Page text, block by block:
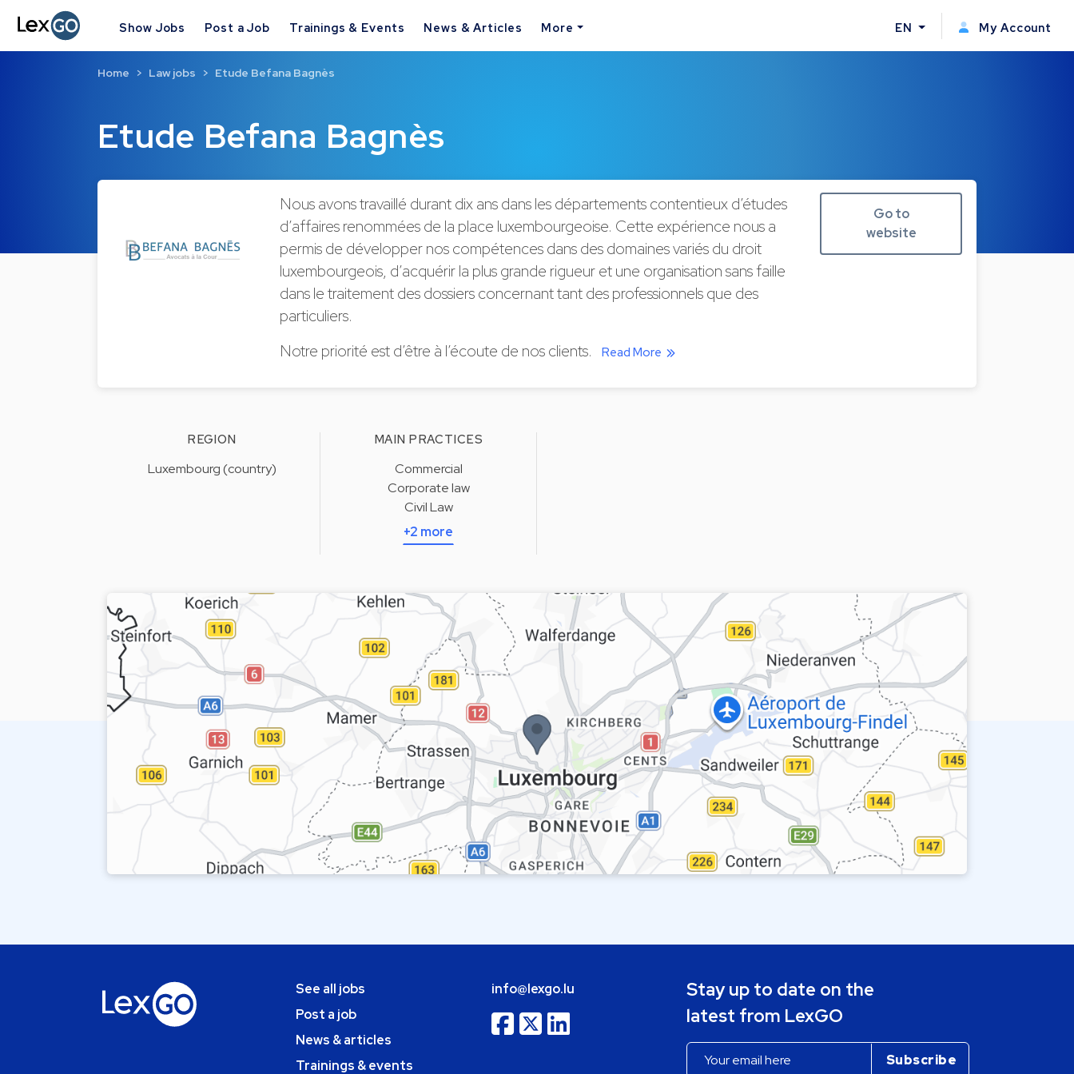
Show Jobs Post a Job Trainings & Events News & Articles More EN My Account
Etude Befana Bagnès
Home Law jobs Etude Befana Bagnès
Nous avons travaillé durant dix ans dans les départements contentieux d’études
d’affaires renommées de la place luxembourgeoise. Cette expérience nous a
permis de développer nos compétences dans des domaines variés du droit
luxembourgeois, d’acquérir la plus grande rigueur et une organisation sans faille
dans le traitement des dossiers concernant tant des professionnels que des
particuliers.
Notre priorité est d’être à l’écoute de nos clients.
Read More
Go to
website
REGION
Luxembourg (country)
MAIN PRACTICES
Commercial
Corporate law
Civil Law
+2 more
See all jobs
Post a job
News & articles
Trainings & events
info@lexgo.lu
Stay up to date on the
latest from LexGO